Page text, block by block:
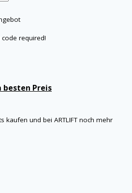
required!
besten Preis
kaufen und bei ARTLIFT noch mehr